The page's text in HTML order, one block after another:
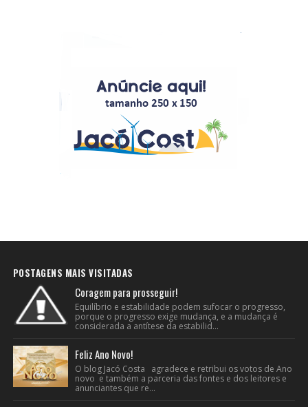
POSTAGENS MAIS VISITADAS
Coragem para prosseguir!
Equilíbrio e estabilidade podem sufocar o progresso,
porque o progresso exige mudança, e a mudança é
considerada a antítese da estabilid...
Feliz Ano Novo!
O blog Jacó Costa agradece e retribui os votos de Ano
novo e também a parceria das fontes e dos leitores e
anunciantes que re...